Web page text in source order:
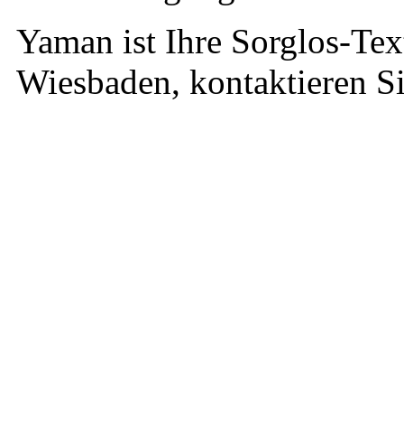
Yaman ist Ihre Sorglos-
Wiesbaden, kontaktieren